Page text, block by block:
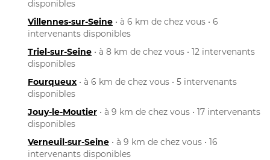
disponibles
Villennes-sur-Seine • à 6 km de chez vous • 6
intervenants disponibles
Triel-sur-Seine • à 8 km de chez vous • 12 intervenants
disponibles
Fourqueux • à 6 km de chez vous • 5 intervenants
disponibles
Jouy-le-Moutier • à 9 km de chez vous • 17 intervenants
disponibles
Verneuil-sur-Seine • à 9 km de chez vous • 16
intervenants disponibles